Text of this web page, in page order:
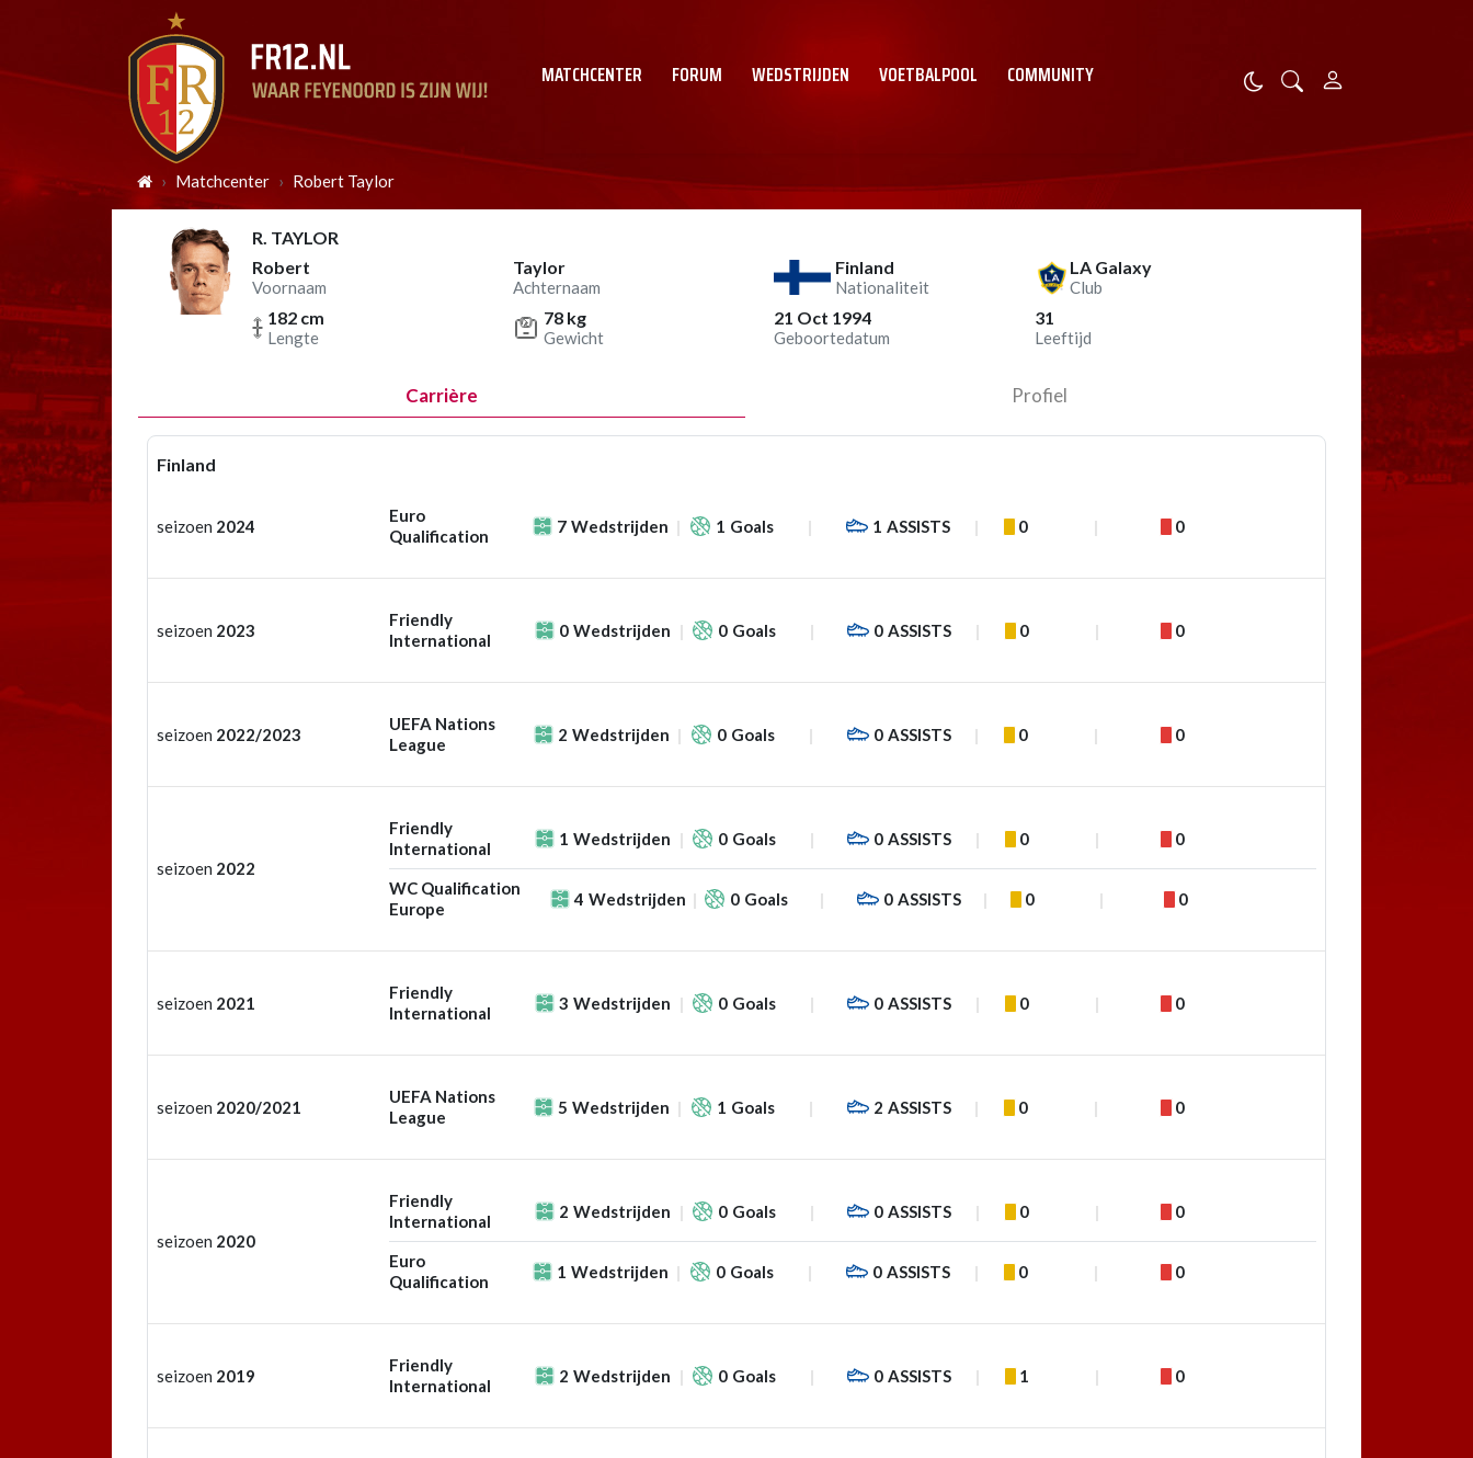
MATCHCENTER FORUM WEDSTRIJDEN VOETBALPOOL COMMUNITY
Matchcenter Robert Taylor
R. TAYLOR
Robert
Voornaam
Taylor
Achternaam
Finland
Nationaliteit
LA Galaxy
Club
182 cm
Lengte
78 kg
Gewicht
21 Oct 1994
Geboortedatum
31
Leeftijd
Carrière Profiel
Finland
seizoen 2024
Euro
Qualification
7 Wedstrijden 1 Goals 1 ASSISTS 0 0
seizoen 2023
Friendly
International
0 Wedstrijden 0 Goals 0 ASSISTS 0 0
seizoen 2022/2023
UEFA Nations
League
2 Wedstrijden 0 Goals 0 ASSISTS 0 0
seizoen 2022
Friendly
International
1 Wedstrijden 0 Goals 0 ASSISTS 0 0
WC Qualification
Europe
4 Wedstrijden 0 Goals 0 ASSISTS 0 0
seizoen 2021
Friendly
International
3 Wedstrijden 0 Goals 0 ASSISTS 0 0
seizoen 2020/2021
UEFA Nations
League
5 Wedstrijden 1 Goals 2 ASSISTS 0 0
seizoen 2020
Friendly
International
2 Wedstrijden 0 Goals 0 ASSISTS 0 0
Euro
Qualification
1 Wedstrijden 0 Goals 0 ASSISTS 0 0
seizoen 2019
Friendly
International
2 Wedstrijden 0 Goals 0 ASSISTS 1 0